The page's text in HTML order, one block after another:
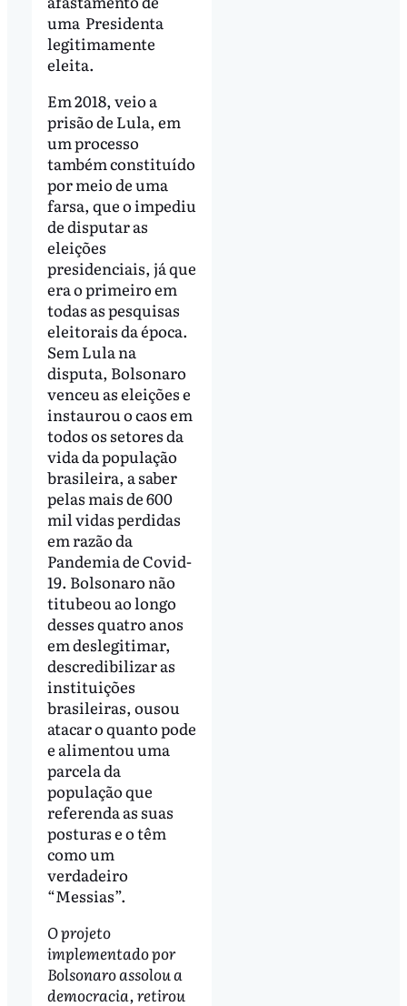
uma Presidenta
legitimamente
eleita.
Em 2018, veio a
prisão de Lula, em
um processo
também constituído
por meio de uma
farsa, que o impediu
de disputar as
eleições
presidenciais, já que
era o primeiro em
todas as pesquisas
eleitorais da época.
Sem Lula na
disputa, Bolsonaro
venceu as eleições e
instaurou o caos em
todos os setores da
vida da população
brasileira, a saber
pelas mais de 600
mil vidas perdidas
em razão da
Pandemia de Covid-
19. Bolsonaro não
titubeou ao longo
desses quatro anos
em deslegitimar,
descredibilizar as
instituições
brasileiras, ousou
atacar o quanto pode
e alimentou uma
parcela da
população que
referenda as suas
posturas e o têm
como um
verdadeiro
“Messias”.
O projeto
implementado por
Bolsonaro assolou a
democracia, retirou